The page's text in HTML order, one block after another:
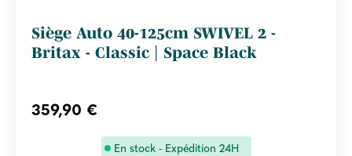
Siège Auto 40-125cm SWIVEL 2 -
Britax - Classic | Space Black
359,90 €
En stock - Expédition 24H